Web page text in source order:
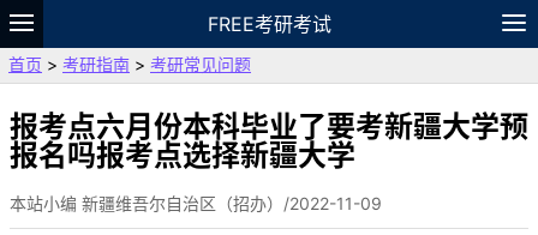
FREE考研考试
题库
故事 专题 APP
VIP
资料
首页 > 考研指南 > 考研常见问题
报考点六月份本科毕业了要考新疆大学预
报名吗报考点选择新疆大学
本站小编 新疆维吾尔自治区（招办）/2022-11-09